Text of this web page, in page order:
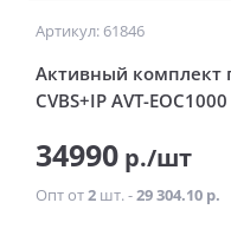
Артикул: 61846
Активный комплект
CVBS+IP AVT-EOC1000
34990 р./шт
Опт от2 шт. -29 304.10 р.